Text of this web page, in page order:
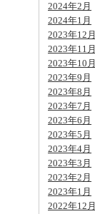
2024年2月
2024年1月
2023年12月
2023年11月
2023年10月
2023年9月
2023年8月
2023年7月
2023年6月
2023年5月
2023年4月
2023年3月
2023年2月
2023年1月
2022年12月